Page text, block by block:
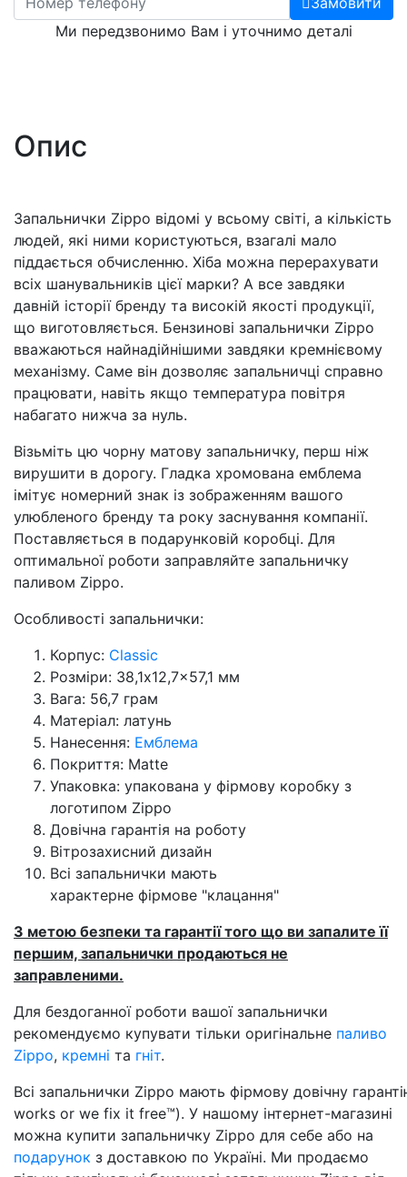
Ми передзвонимо Вам і уточнимо деталі
Опис
Запальнички Zippo відомі у всьому світі, а кількість
людей, які ними користуються, взагалі мало
піддається обчисленню. Хіба можна перерахувати
всіх шанувальників цієї марки? А все завдяки
давній історії бренду та високій якості продукції,
що виготовляється. Бензинові запальнички Zippo
вважаються найнадійнішими завдяки кремнієвому
механізму. Саме він дозволяє запальничці справно
працювати, навіть якщо температура повітря
набагато нижча за нуль.
Візьміть цю чорну матову запальничку, перш ніж
вирушити в дорогу. Гладка хромована емблема
імітує номерний знак із зображенням вашого
улюбленого бренду та року заснування компанії.
Поставляється в подарунковій коробці. Для
оптимальної роботи заправляйте запальничку
паливом Zippo.
Особливості запальнички:
Корпус: Classic
Розміри: 38,1x12,7x57,1 мм
Вага: 56,7 грам
Матеріал: латунь
Нанесення: Емблема
Покриття: Matte
Упаковка: упакована у фірмову коробку з
логотипом Zippo
Довічна гарантія на роботу
Вітрозахисний дизайн
Всі запальнички мають
характерне фірмове "клацання"
З метою безпеки та гарантії того що ви запалите її
першим, запальнички продаються не
заправленими.
Для бездоганної роботи вашої запальнички
рекомендуємо купувати тільки оригінальне паливо
Zippo, кремні та гніт.
Всі запальнички Zippo мають фірмову довічну
works or we fix it free™). У нашому інтернет-магазині
можна купити запальничку Zippo для себе або на
подарунок з доставкою по Україні. Ми продаємо